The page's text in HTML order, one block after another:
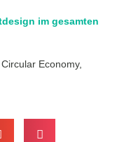
im gesamten
Circular Economy,